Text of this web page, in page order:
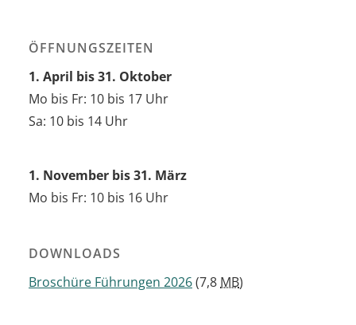
ÖFFNUNGSZEITEN
1. April bis 31. Oktober
Mo bis Fr: 10 bis 17 Uhr
Sa: 10 bis 14 Uhr
1. November bis 31. März
Mo bis Fr: 10 bis 16 Uhr
DOWNLOADS
Broschüre Führungen 2026(7,8 MB)